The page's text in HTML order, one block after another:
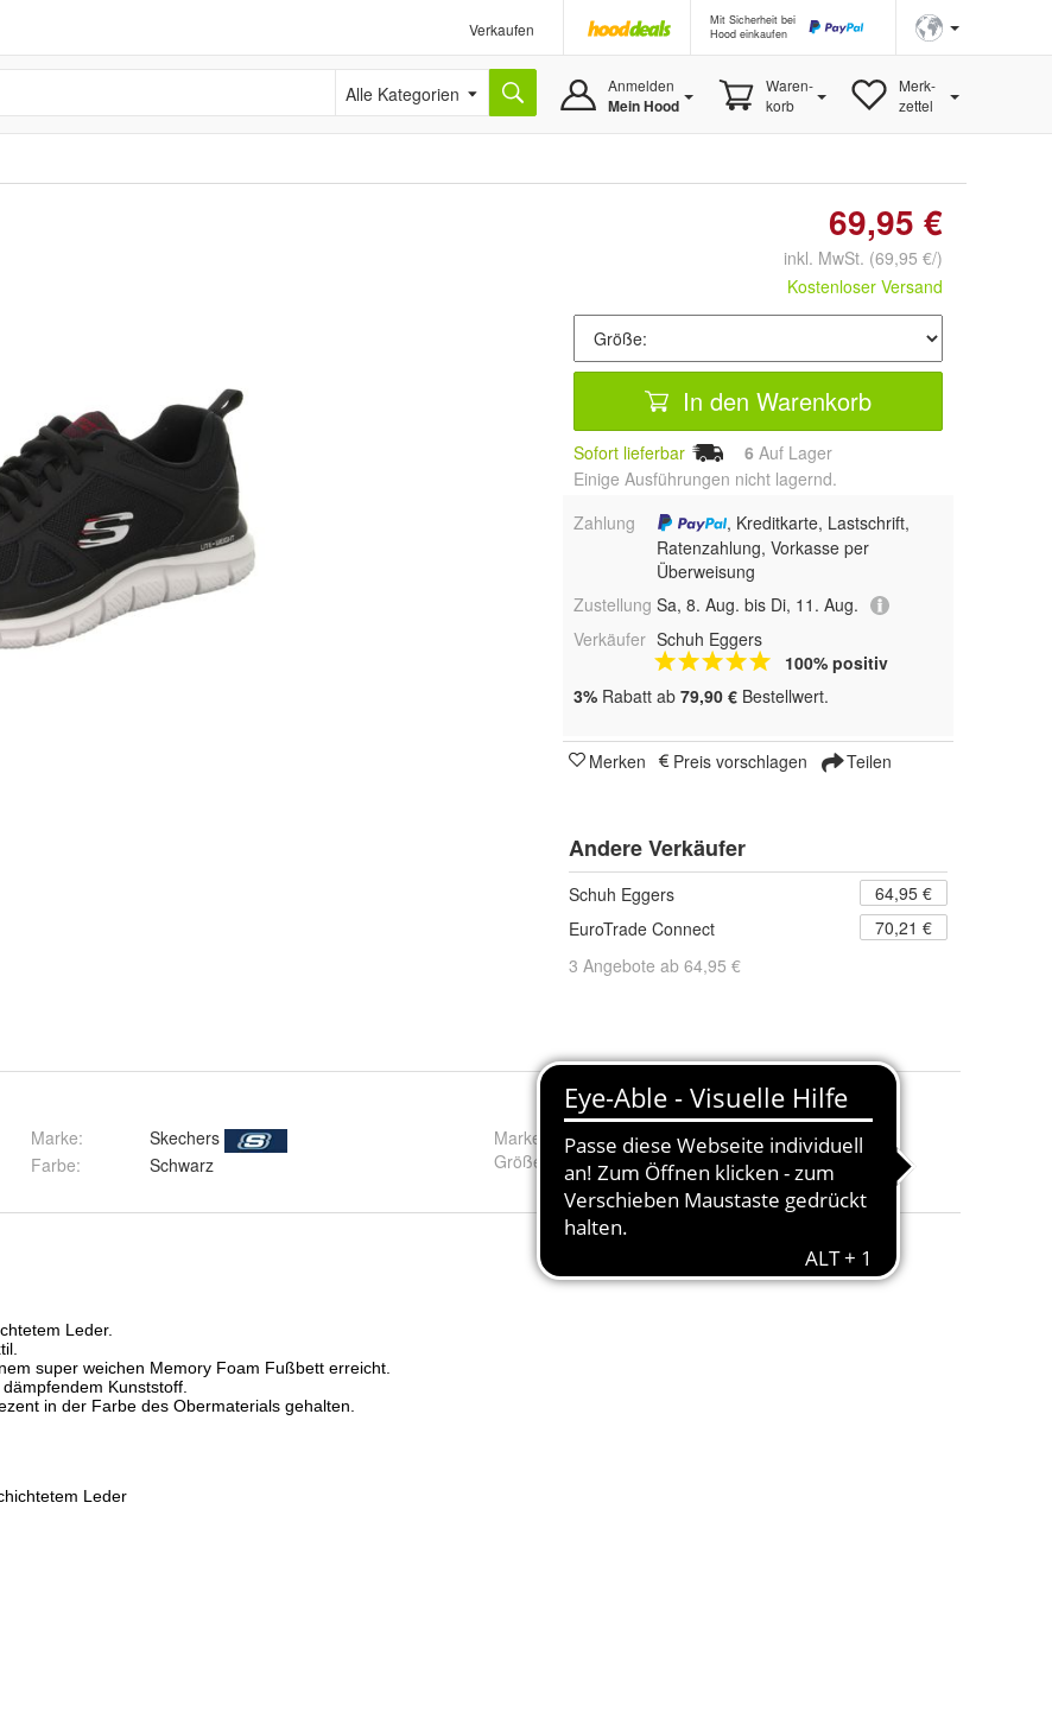
Verkaufen
Mit Sicherheit bei
Hood einkaufen
Alle Kategorien Anmelden
Mein Hood
Waren-
korb
Merk-
zettel
69,95 €
inkl. MwSt. (69,95 €/)
Kostenloser Versand
In den Warenkorb
Sofort lieferbar 6 Auf Lager
Einige Ausführungen nicht lagernd.
Zahlung
, Kreditkarte, Lastschrift,
Ratenzahlung, Vorkasse per
Überweisung
Zustellung Sa, 8. Aug. bis Di, 11. Aug.
Verkäufer Schuh Eggers
100% positiv
3% Rabatt ab 79,90 € Bestellwert.
Merken Preis vorschlagen Teilen
Andere Verkäufer
Schuh Eggers
64,95 €
EuroTrade Connect
70,21 €
3 Angebote ab 64,95 €
Marke:
Skechers
Farbe: Schwarz
Marke
Skechers
Größe